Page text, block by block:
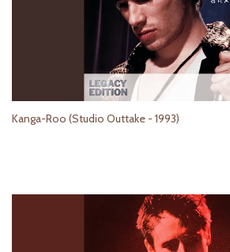
Kanga-Roo (Studio Outtake - 1993)